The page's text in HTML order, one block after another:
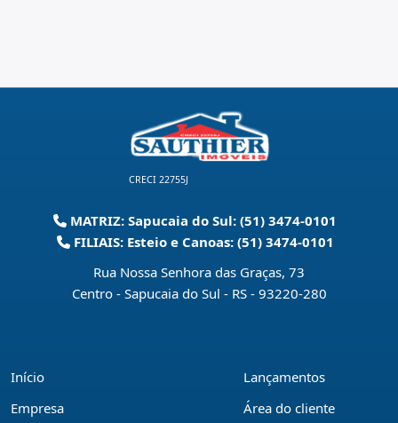
CRECI 22755J
MATRIZ: Sapucaia do Sul: (51) 3474-0101
FILIAIS: Esteio e Canoas: (51) 3474-0101
Rua Nossa Senhora das Graças, 73
Centro - Sapucaia do Sul - RS - 93220-280
Início
Empresa
Lançamentos
Área do cliente